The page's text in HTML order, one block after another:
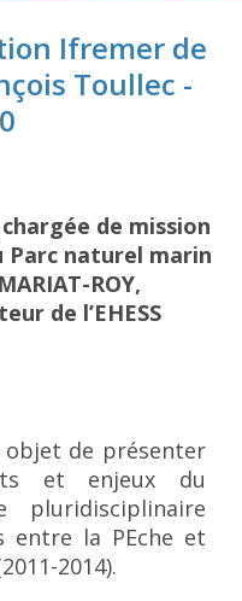
Ifremer de
Toullec -
chargée de mission
Parc naturel marin
ROY,
de l’EHESS
de présenter
et enjeux du
pluridisciplinaire
entre la PEche et
2014).